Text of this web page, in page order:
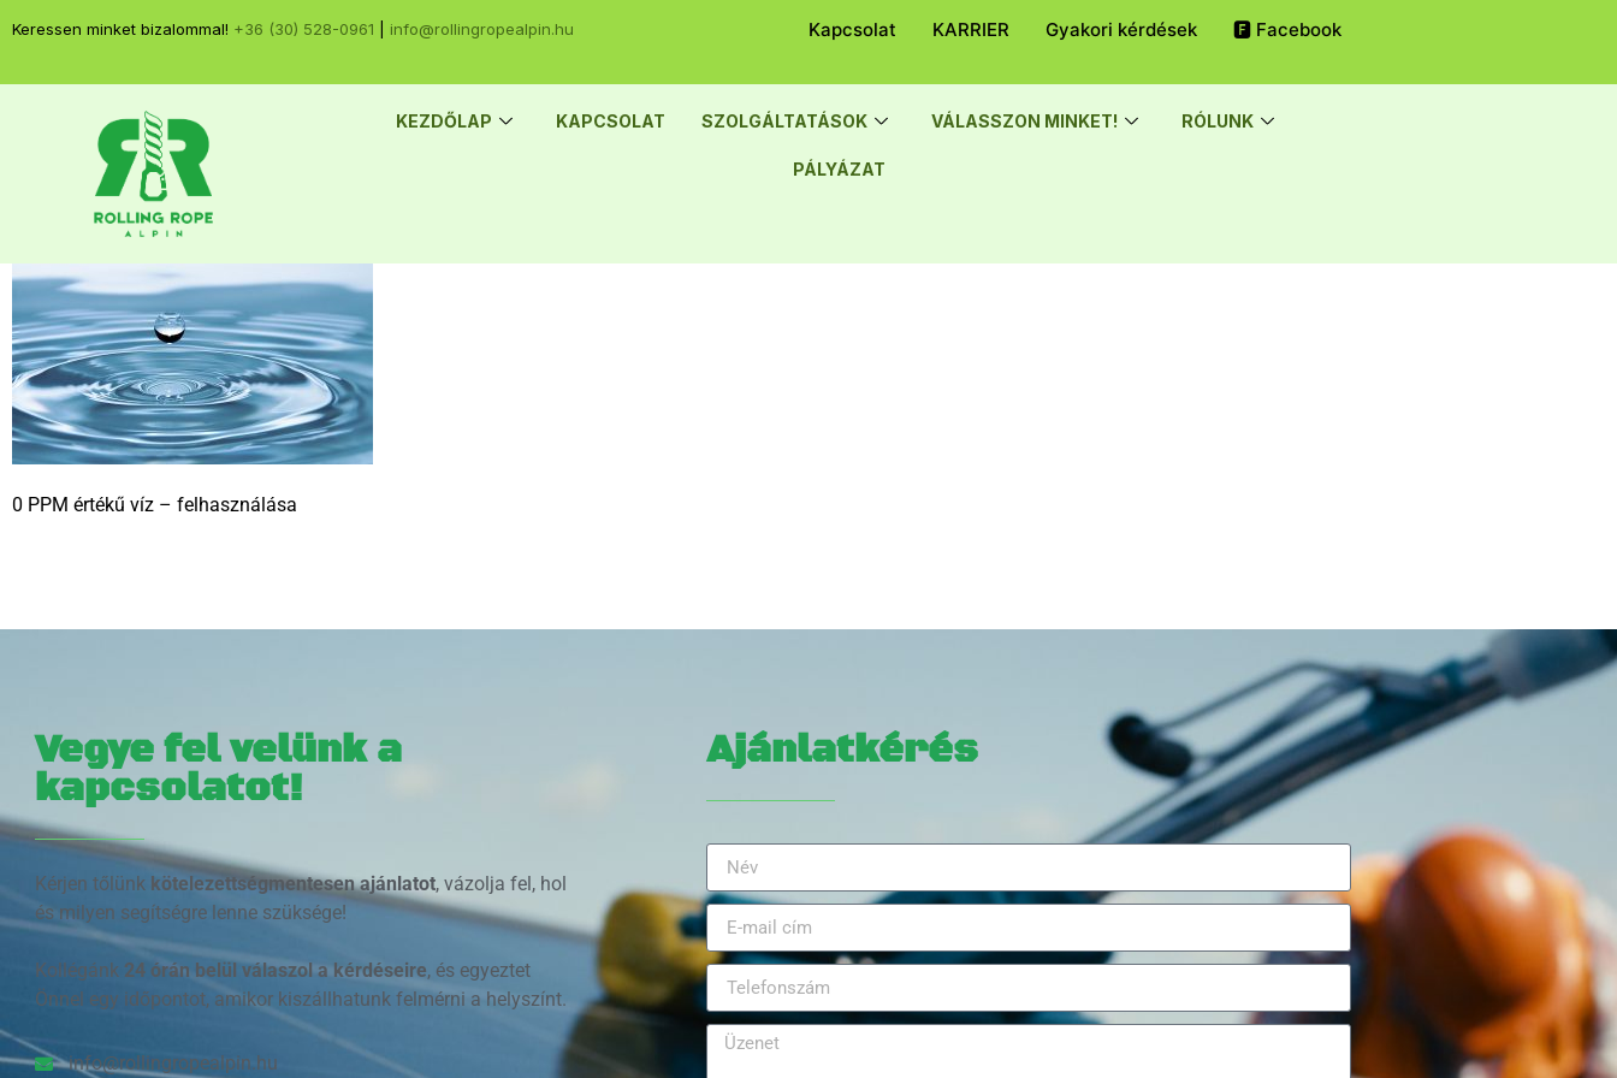
Keressen minket bizalommal! +36 (30) 528-0961 info@rollingropealpin.hu Kapcsolat KARRIER Gyakori kérdések 🅵 Facebook
KEZDŐLAP KAPCSOLAT SZOLGÁLTATÁSOK VÁLASSZON MINKET! RÓLUNK
PÁLYÁZAT
0 PPM értékű víz – felhasználása
Vegye fel velünk a
kapcsolatot!
Kérjen tőlünk kötelezettségmentesen ajánlatot, vázolja fel, hol
és milyen segítségre lenne szüksége!
Kollégánk 24 órán belül válaszol a kérdéseire, és egyeztet
Önnel egy időpontot, amikor kiszállhatunk felmérni a helyszínt.
info@rollingropealpin.hu
Ajánlatkérés